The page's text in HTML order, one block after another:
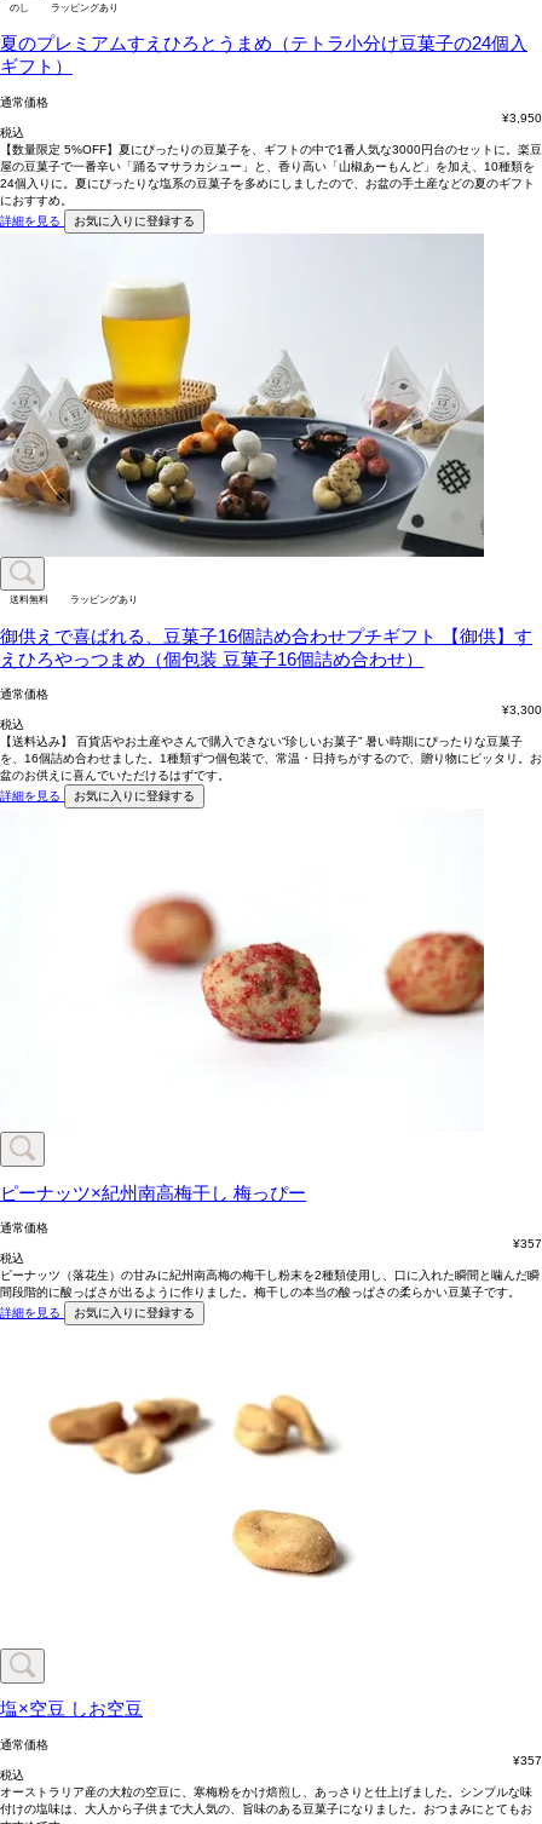
のし ラッピングあり
夏のプレミアムすえひろとうまめ（テトラ小分け豆菓子の24個入
ギフト）
通常価格
¥3,950
税込
【数量限定 5%OFF】夏にぴったりの豆菓子を、ギフトの中で1番人気な3000円台のセットに。楽豆
屋の豆菓子で一番辛い「踊るマサラカシュー」と、香り高い「山椒あーもんど」を加え、10種類を
24個入りに。夏にぴったりな塩系の豆菓子を多めにしましたので、お盆の手土産などの夏のギフト
におすすめ。
詳細を見る
お気に入りに登録する
送料無料 ラッピングあり
御供えで喜ばれる、豆菓子16個詰め合わせプチギフト
【御供】す
えひろやっつまめ（個包装 豆菓子16個詰め合わせ）
通常価格
¥3,300
税込
【送料込み】 百貨店やお土産やさんで購入できない“珍しいお菓子” 暑い時期にぴったりな豆菓子
を、16個詰め合わせました。1種類ずつ個包装で、常温・日持ちがするので、贈り物にピッタリ。お
盆のお供えに喜んでいただけるはずです。
詳細を見る
お気に入りに登録する
ピーナッツ×紀州南高梅干し 梅っぴー
通常価格
¥357
税込
ピーナッツ（落花生）の甘みに紀州南高梅の梅干し粉末を2種類使用し、口に入れた瞬間と噛んだ瞬
間段階的に酸っぱさが出るように作りました。梅干しの本当の酸っぱさの柔らかい豆菓子です。
詳細を見る
お気に入りに登録する
塩×空豆 しお空豆
通常価格
¥357
税込
オーストラリア産の大粒の空豆に、寒梅粉をかけ焙煎し、あっさりと仕上げました。シンプルな味
付けの塩味は、大人から子供まで大人気の、旨味のある豆菓子になりました。おつまみにとてもお